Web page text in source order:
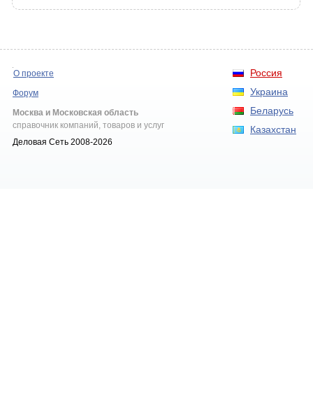
Россия
Украина
Беларусь
Казахстан
О проекте
Форум
Москва и Московская область
справочник компаний, товаров и услуг
Деловая Сеть 2008-2026